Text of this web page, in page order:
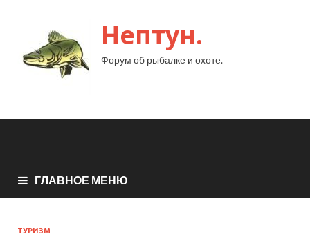
Нептун.
Форум об рыбалке и охоте.
ГЛАВНОЕ МЕНЮ
ТУРИЗМ